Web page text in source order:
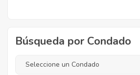
Búsqueda por Condado